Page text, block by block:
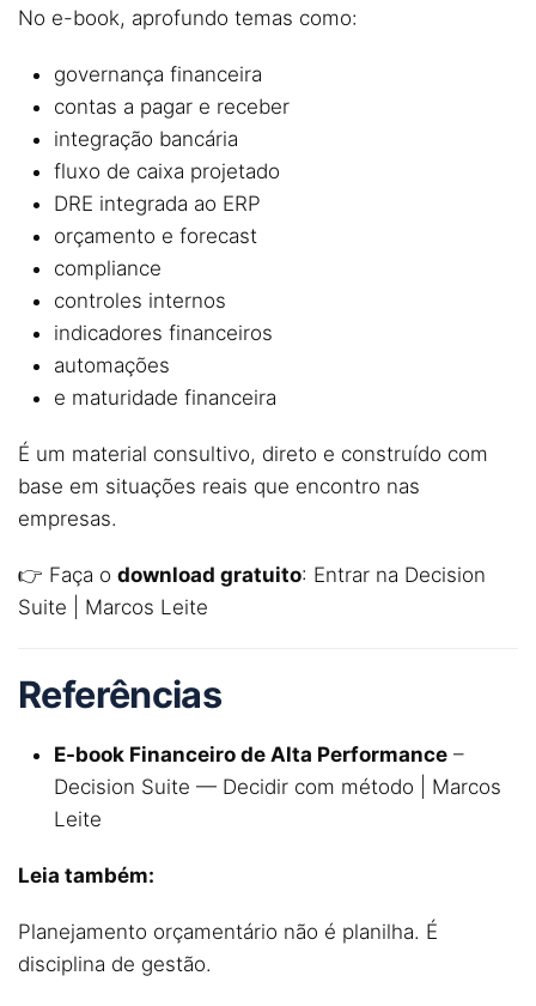
No e-book, aprofundo temas como:
governança financeira
contas a pagar e receber
integração bancária
fluxo de caixa projetado
DRE integrada ao ERP
orçamento e forecast
compliance
controles internos
indicadores financeiros
automações
e maturidade financeira
É um material consultivo, direto e construído com
base em situações reais que encontro nas
empresas.
👉 Faça o download gratuito: Entrar na Decision
Suite | Marcos Leite
Referências
E-book Financeiro de Alta Performance –
Decision Suite — Decidir com método | Marcos
Leite
Leia também:
Planejamento orçamentário não é planilha. É
disciplina de gestão.